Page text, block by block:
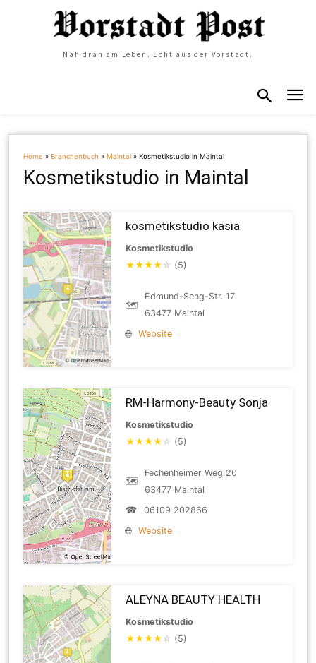
Nah dran am Leben. Echt aus der Vorstadt.
Home »Branchenbuch »Maintal »Kosmetikstudio in Maintal
Kosmetikstudio in Maintal
kosmetikstudio kasia
Kosmetikstudio
★★★★ ☆ (5)
🗺
Edmund-Seng-Str. 17
63477 Maintal
🌐
Website
RM-Harmony-Beauty Sonja
Kosmetikstudio
★★★★ ☆ (5)
🗺
Fechenheimer Weg 20
63477 Maintal
☎
06109 202866
🌐
Website
ALEYNA BEAUTY HEALTH
Kosmetikstudio
★★★★ ☆ (5)